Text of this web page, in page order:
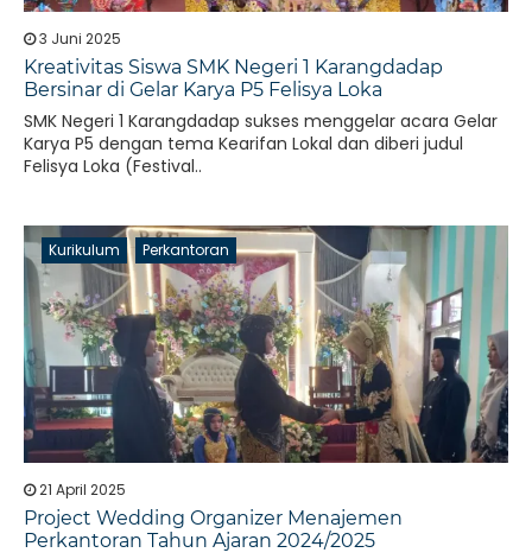
3 Juni 2025
Kreativitas Siswa SMK Negeri 1 Karangdadap
Bersinar di Gelar Karya P5 Felisya Loka
SMK Negeri 1 Karangdadap sukses menggelar acara Gelar
Karya P5 dengan tema Kearifan Lokal dan diberi judul
Felisya Loka (Festival..
Kurikulum Perkantoran
21 April 2025
Project Wedding Organizer Menajemen
Perkantoran Tahun Ajaran 2024/2025